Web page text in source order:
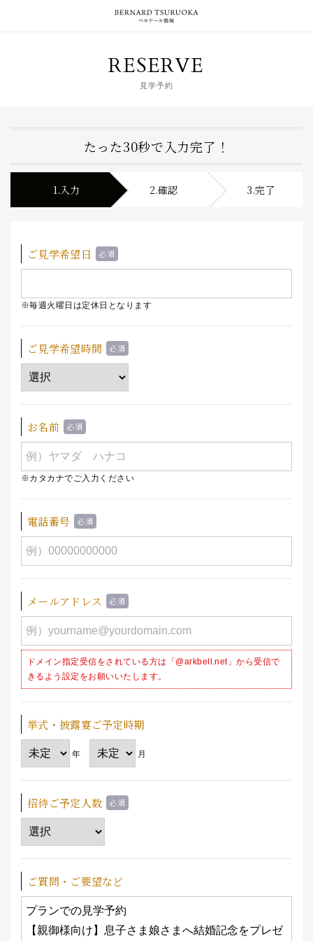
RESERVE
見学予約
たった30秒で入力完了！
1.入力 2.確認 3.完了
ご見学希望日
※毎週火曜日は定休日となります
ご見学希望時間
お名前
※カタカナでご入力ください
電話番号
メールアドレス
ドメイン指定受信をされている方は「@arkbell.net」から受信で
きるよう設定をお願いいたします。
挙式・披露宴ご予定時期
年 月
招待ご予定人数
ご質問・ご要望など